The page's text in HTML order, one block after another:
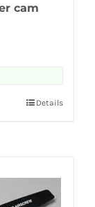
cam
Details